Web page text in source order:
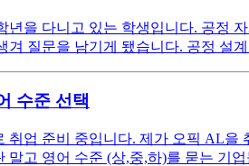
년을 다니고 있는 학생입니다. 공정
겨 질문을 남기게 됐습니다. 공정 설
수준 선택
취업 준비 중입니다. 제가 오픽 AL
말고 영어 수준 (상,중,하)를 묻는 기